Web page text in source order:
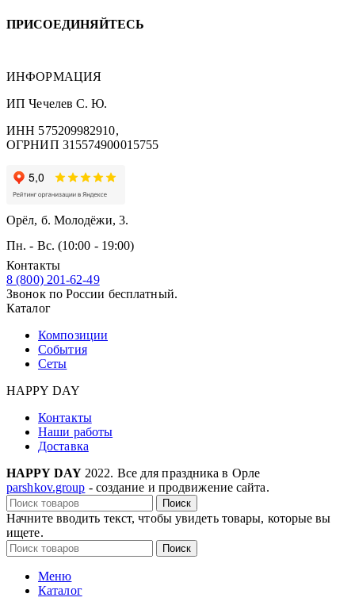
ПРИСОЕДИНЯЙТЕСЬ
ИНФОРМАЦИЯ
ИП Чечелев С. Ю.
ИНН 575209982910,
ОГРНИП 315574900015755
Орёл, б. Молодёжи, 3.
Пн. - Вс. (10:00 - 19:00)
Контакты
8 (800) 201-62-49
Звонок по России бесплатный.
Каталог
Композиции
События
Сеты
HAPPY DAY
Контакты
Наши работы
Доставка
HAPPY DAY 2022. Все для праздника в Орле
parshkov.group - создание и продвижение сайта.
Поиск
Начните вводить текст, чтобы увидеть товары, которые вы
ищете.
Поиск
Меню
Каталог